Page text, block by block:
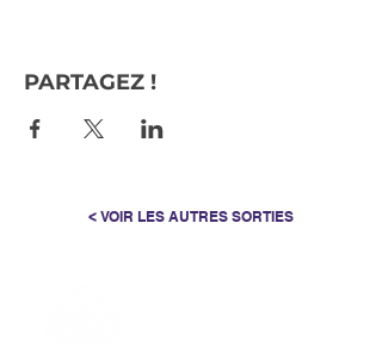
PARTAGEZ !
< VOIR LES AUTRES SORTIES